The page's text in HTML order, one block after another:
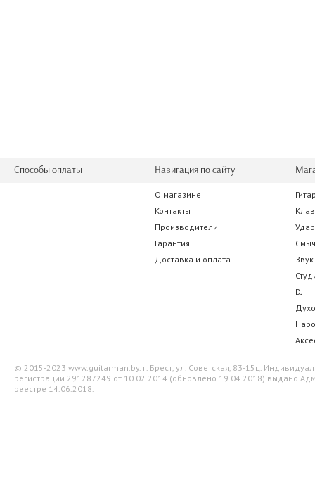
Способы оплаты Навигация по сайту
О магазине
Контакты
Производители
Гарантия
Доставка и оплата
Звук
DJ
© 2015-2023 www.guitarman.by. г. Брест, ул. Советская, 83-15ц.
регистрации 291287249 от 10.02.2014 (обновлено 19.04.2018) выдано
реестре 14.06.2018.